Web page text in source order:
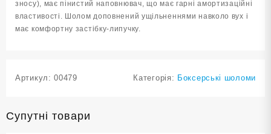
зносу), має пінистий наповнювач, що має гарні амортизаційні
властивості. Шолом доповнений ущільненнями навколо вух і
має комфортну застібку-липучку.
Артикул:00479 Категорія: Боксерські шоломи
Супутні товари